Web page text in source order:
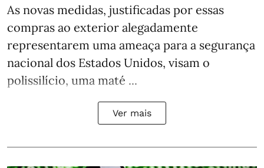
As novas medidas, justificadas por essas
compras ao exterior alegadamente
representarem uma ameaça para a segurança
nacional dos Estados Unidos, visam o
polissilício, uma maté ...
Ver mais